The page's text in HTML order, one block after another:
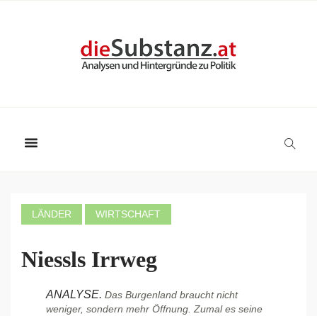
LÄNDER WIRTSCHAFT
Niessls Irrweg
ANALYSE. Das Burgenland braucht nicht
weniger, sondern mehr Öffnung. Zumal es seine